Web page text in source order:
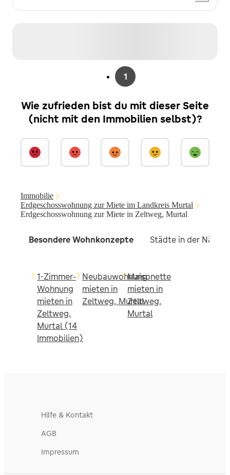
1
Wie zufrieden bist du mit dieser Seite
(nicht mit den Immobilien selbst)?
Immobilie
Erdgeschosswohnung zur Miete im Landkreis Murtal
Erdgeschosswohnung zur Miete in Zeltweg, Murtal
Besondere Wohnkonzepte Städte in der Nähe
1-Zimmer-
Wohnung
mieten in
Zeltweg,
Murtal (14
Immobilien)
Neubauwohnung
mieten in
Zeltweg, Murtal
Maisonette
mieten in
Zeltweg,
Murtal
Hilfe & Kontakt
AGB
Impressum